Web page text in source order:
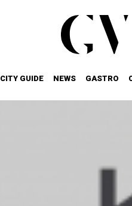
CITY GUIDE NEWS GASTRO